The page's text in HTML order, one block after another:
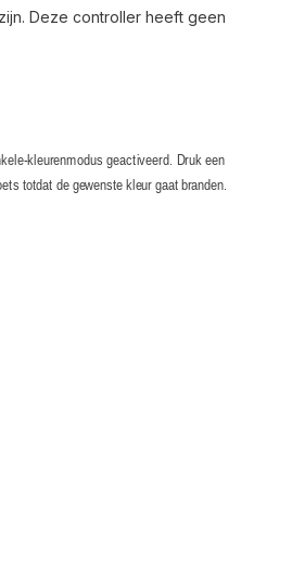
Deze controller heeft geen
kleurenmodus geactiveerd. Druk een
totdat de gewenste kleur gaat branden.